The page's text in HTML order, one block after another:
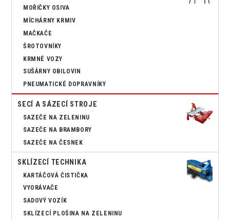
MOŘIČKY OSIVA
MÍCHÁRNY KRMIV
MAČKAČE
ŠROTOVNÍKY
KRMNÉ VOZY
SUŠÁRNY OBILOVIN
PNEUMATICKÉ DOPRAVNÍKY
SECÍ A SÁZECÍ STROJE
SAZEČE NA ZELENINU
SAZEČE NA BRAMBORY
SAZEČE NA ČESNEK
SKLÍZECÍ TECHNIKA
KARTÁČOVÁ ČISTIČKA
VYORÁVAČE
SADOVÝ VOZÍK
SKLÍZECÍ PLOŠINA NA ZELENINU